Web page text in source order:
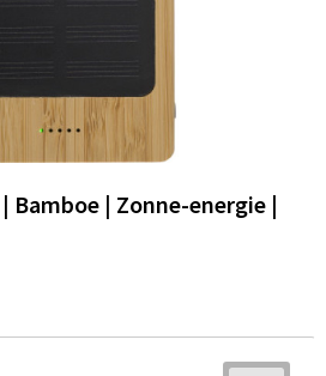
Bamboe | Zonne-energie |